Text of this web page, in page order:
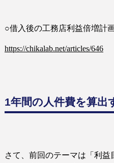
○借入後の工務店利益倍増計
https://chikalab.net/articles/646
1年間の人件費を算出
さて、前回のテーマは「利